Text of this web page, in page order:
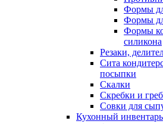
Формы
Формы
Формы
силикона
Резаки,
Сита
посыпки
Скалки
Скребки и
Совки для
Кухонный инвентарь